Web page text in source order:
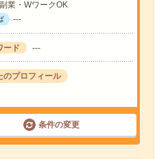
副業・WワークOK
---
ード ---
のプロフィール
条件の変更